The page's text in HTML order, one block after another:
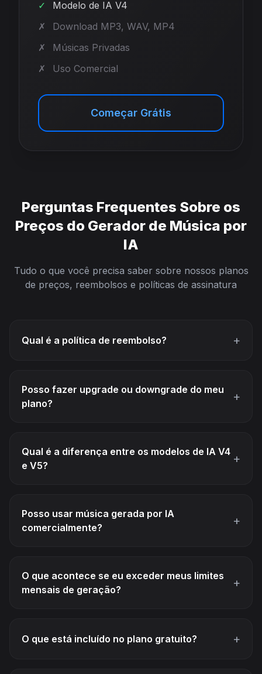
✓
Modelo de IA V4
✗
Download MP3, WAV, MP4
✗
Músicas Privadas
✗
Uso Comercial
Começar Grátis
Perguntas Frequentes Sobre os
Preços do Gerador de Música por
IA
Tudo o que você precisa saber sobre nossos planos
de preços, reembolsos e políticas de assinatura
Qual é a política de reembolso? +
Posso fazer upgrade ou downgrade do meu
plano?
+
Qual é a diferença entre os modelos de IA V4
e V5?
+
Posso usar música gerada por IA
comercialmente?
+
O que acontece se eu exceder meus limites
mensais de geração?
+
O que está incluído no plano gratuito? +